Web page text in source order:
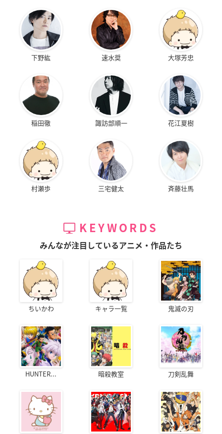
下野紘 速水奨 大塚芳忠
稲田徹 諏訪部順一 花江夏樹
村瀬歩 三宅健太 斉藤壮馬
KEYWORDS
みんなが注目しているアニメ・作品たち
ちいかわ キャラ一覧 鬼滅の刃
HUNTER... 暗殺教室 刀剣乱舞